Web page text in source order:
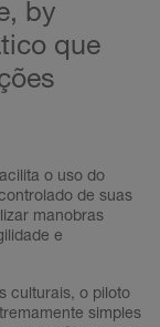
by
que
o uso do
de suas
manobras
e
culturais, o piloto
simples